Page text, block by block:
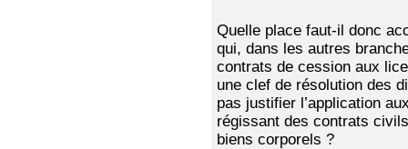
Quelle place faut-il donc
qui, dans les autres
contrats de cession aux
une clef de résolution des
pas justifier l’application
régissant des contrats
biens corporels ?